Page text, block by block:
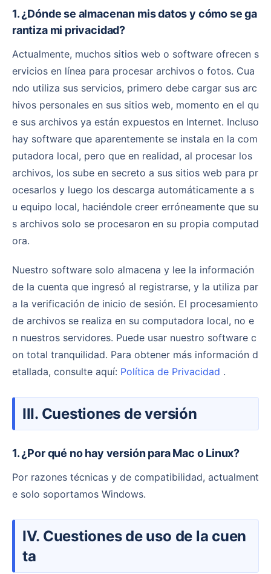
1. ¿Dónde se almacenan mis datos y cómo se ga
rantiza mi privacidad?
Actualmente, muchos sitios web o software ofrecen s
ervicios en línea para procesar archivos o fotos. Cua
ndo utiliza sus servicios, primero debe cargar sus arc
hivos personales en sus sitios web, momento en el qu
e sus archivos ya están expuestos en Internet. Incluso
hay software que aparentemente se instala en la com
putadora local, pero que en realidad, al procesar los
archivos, los sube en secreto a sus sitios web para pr
ocesarlos y luego los descarga automáticamente a s
u equipo local, haciéndole creer erróneamente que su
s archivos solo se procesaron en su propia computad
ora.
Nuestro software solo almacena y lee la información
de la cuenta que ingresó al registrarse, y la utiliza par
a la verificación de inicio de sesión. El procesamiento
de archivos se realiza en su computadora local, no e
n nuestros servidores. Puede usar nuestro software c
on total tranquilidad. Para obtener más información d
etallada, consulte aquí: Política de Privacidad .
III. Cuestiones de versión
1. ¿Por qué no hay versión para Mac o Linux?
Por razones técnicas y de compatibilidad, actualment
e solo soportamos Windows.
IV. Cuestiones de uso de la cuen
ta